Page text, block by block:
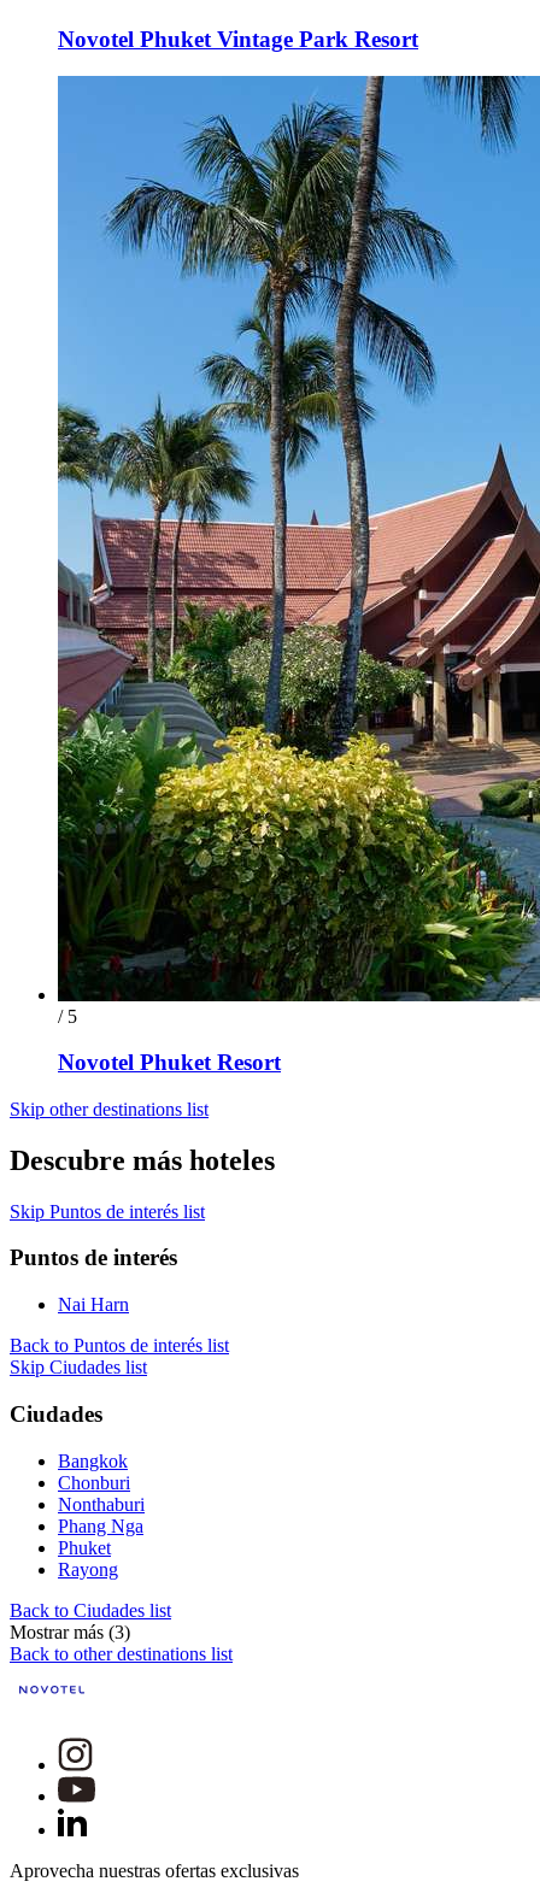
Novotel Phuket Vintage Park Resort
/ 5
Novotel Phuket Resort
Skip other destinations list
Descubre más hoteles
Skip Puntos de interés list
Puntos de interés
Nai Harn
Back to Puntos de interés list
Skip Ciudades list
Ciudades
Bangkok
Chonburi
Nonthaburi
Phang Nga
Phuket
Rayong
Back to Ciudades list
Mostrar más (3)
Back to other destinations list
Aprovecha nuestras ofertas exclusivas